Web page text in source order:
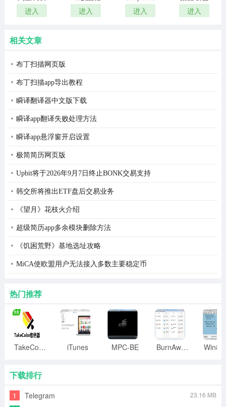
服软件
进入
子插件
(Trapcode
进入
中文补丁
进入
工具
colorpix
进入
相关文章
布丁扫描网页版
布丁扫描app导出教程
瞬译翻译器中文版下载
瞬译app翻译失败处理方法
瞬译app悬浮窗开启设置
极简简历网页版
Upbit将于2026年9月7日终止BONK交易支持
韩交所将推出ETF盘后交易业务
《望月》花枝火介绍
超级简历app多余模块删除方法
《饥困荒野》基地选址攻略
MiCA使欧盟用户无法接入多数主要稳定币
热门推荐
TakeColor取色器 iTunes MPC-BE BurnAware
下载排行
1 Telegram 23.16 MB